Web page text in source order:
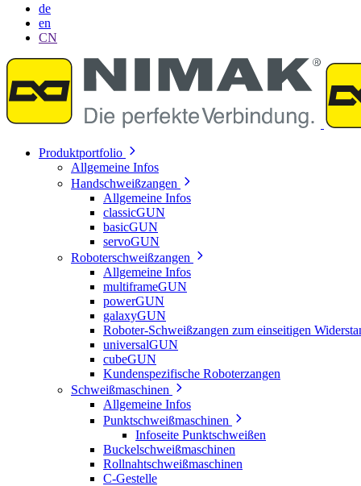
de
en
CN
Produktportfolio
Allgemeine Infos
Handschweißzangen
Allgemeine Infos
classicGUN
basicGUN
servoGUN
Roboterschweißzangen
Allgemeine Infos
multiframeGUN
powerGUN
galaxyGUN
Roboter-Schweißzangen zum einseitigen
universalGUN
cubeGUN
Kundenspezifische Roboterzangen
Schweißmaschinen
Allgemeine Infos
Punktschweißmaschinen
Infoseite Punktschweißen
Buckelschweißmaschinen
Rollnahtschweißmaschinen
C-Gestelle